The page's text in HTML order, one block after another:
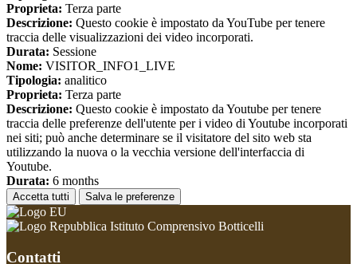
Proprieta: Terza parte
Descrizione: Questo cookie è impostato da YouTube per tenere
traccia delle visualizzazioni dei video incorporati.
Durata: Sessione
Nome: VISITOR_INFO1_LIVE
Tipologia: analitico
Proprieta: Terza parte
Descrizione: Questo cookie è impostato da Youtube per tenere
traccia delle preferenze dell'utente per i video di Youtube incorporati
nei siti; può anche determinare se il visitatore del sito web sta
utilizzando la nuova o la vecchia versione dell'interfaccia di
Youtube.
Durata: 6 months
Accetta tutti Salva le preferenze
Istituto Comprensivo Botticelli
Contatti